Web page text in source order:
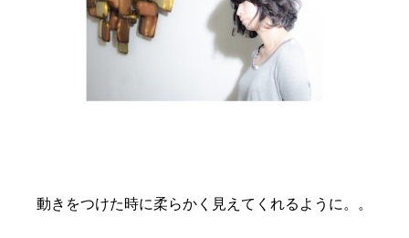
動きをつけた時に柔らかく見えてくれるように。。